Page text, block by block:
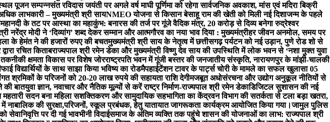
स्थल पूजन सम्पन्नसंत रविदास जयंती पर अगले वर्ष माघी पूर्णिमा को रहेगा सार्वजनिक अवकाश, मांस एवं मदिरा बिक्री
लाभकारी – मुख्यमंत्री श्री सायNMEO योजना से किसान बेसाहू राम की खेती को मिली नई दिशाजन्म के पहले
महानदी के तट पर आस्था का महाकुंभ: बनारस की तर्ज पर गूंजे वैदिक मंत्र, 20 करोड़ से दिव्य बनेगा रुद्रेश्वर
नरेंद्र मोदी ने ‘दिव्यांग’ शब्द देकर सम्मान और आत्मगौरव का नया भाव दिया : मुख्यमंत्रीहर जीवन अनमोल, समय पर
के हेमंत ने की हजारों रुपए की बचतमुख्यमंत्री श्री साय के नेतृत्व में छत्तीसगढ़ पर्यटन को नई उड़ान, पुणे रोड शो से
रचित किताबराज्यपाल श्री रमेन डेका और मुख्यमंत्री विष्णु देव साय की उपस्थिति में लोक भवन से ‘नशा मुक्त युवा
क्षमता विकास पर विशेष जोरराष्ट्रपति भवन में गूंजी बस्तर की जनजातीय संस्कृति, नारायणपुर के मांझी-चालकी
विद्यार्थियों के साथ साझा किया भविष्य का रोडमैपहाईटेंशन टावर के पार्ट्स चोरी के मामले का सफल खुलासा 05
श्रमिकों के परिजनों को 20-20 लाख रुपये की सहायता राशि देगीमजबूत अधोसंरचना और उद्योग अनुकूल नीतियों से
की बातयुवा ज्ञान, नवाचार और नैतिक मूल्यों से करें राष्ट्र निर्माण-राज्यपाल श्री रमेन डेका​डिजिटल सुशासन की नई
महतारी सदन बना महिला सशक्तिकरण और सामुदायिक सहभागिता का केंद्रवन विभाग की सतर्कता से टला बड़ा खतरा,
नाबालिक की सुरक्षा,परिजनों, स्कूल प्रबंधक, हेतु यातायात जागरूकता कार्यक्रम आयोजित किया गया।जामुल पुलिस
पर दी गई भावभीनी विदाईसमाज के अंतिम व्यक्ति तक पहुंचे शासन की योजनाओं का लाभ: राज्यपाल श्री